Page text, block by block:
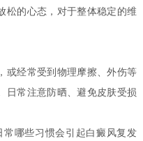
松的心态，对于整体稳定的维
经常受到物理摩擦、外伤等
日常注意防晒、避免皮肤受损
常哪些习惯会引起白癜风复发